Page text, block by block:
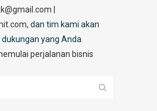
, dan tim kami akan
yang Anda
perjalanan bisnis